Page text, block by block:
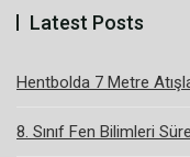
Latest Posts
Hentbolda 7 Metre
8. Sınıf Fen Bilimleri